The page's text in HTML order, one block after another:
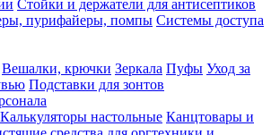
Стойки и держатели для антисептиков
пурифайеры, помпы Системы доступа
Вешалки, крючки Зеркала Пуфы Уход за
Подставки для зонтов
Калькуляторы настольные Канцтовары и